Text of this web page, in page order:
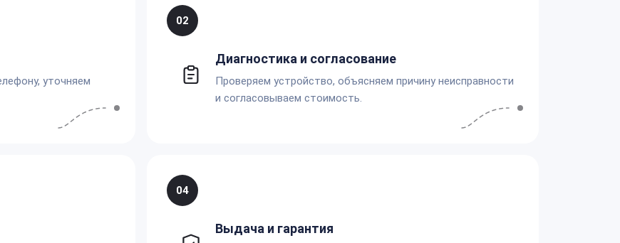
уточняем
02
Диагностика и согласование
Проверяем устройство, объясняем причину неисправности
и согласовываем стоимость.
04
Выдача и гарантия